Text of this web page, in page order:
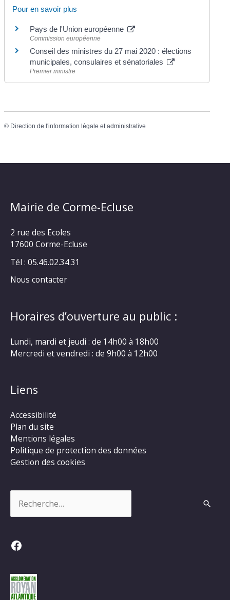
Pour en savoir plus
Pays de l'Union européenne
Commission européenne
Conseil des ministres du 27 mai 2020 : élections
municipales, consulaires et sénatoriales
Premier ministre
© Direction de l'information légale et administrative
Mairie de Corme-Ecluse
2 rue des Ecoles
17600 Corme-Ecluse
Tél : 05.46.02.34.31
Nous contacter
Horaires d’ouverture au public :
Lundi, mardi et jeudi : de 14h00 à 18h00
Mercredi et vendredi : de 9h00 à 12h00
Liens
Accessibilité
Plan du site
Mentions légales
Politique de protection des données
Gestion des cookies
Facebook